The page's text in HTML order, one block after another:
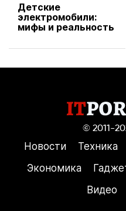
Детские
электромобили:
мифы и реальность
© 2011-
Новости Техника
Экономика
Видео